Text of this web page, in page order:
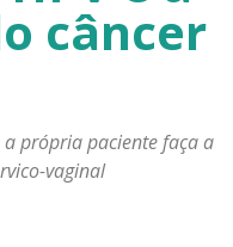
câncer
própria paciente faça a
vaginal